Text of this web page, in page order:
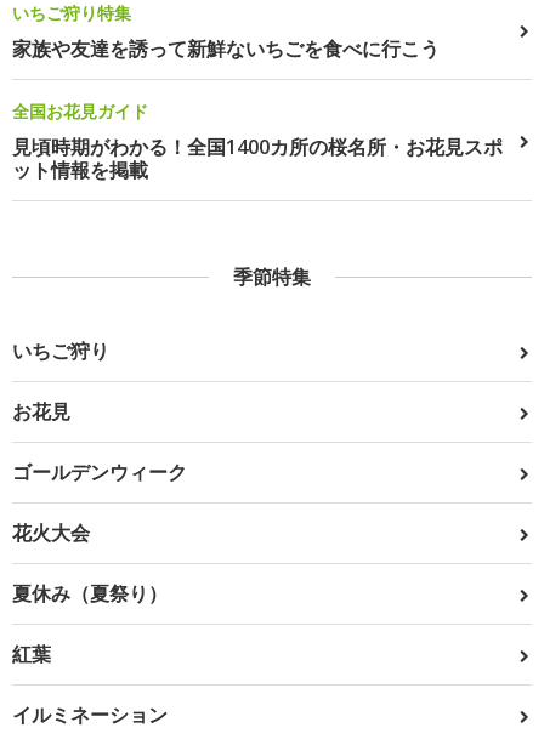
いちご狩り特集
家族や友達を誘って新鮮ないちごを食べに行こう
全国お花見ガイド
見頃時期がわかる！全国1400カ所の桜名所・お花見スポ
ット情報を掲載
季節特集
いちご狩り
お花見
ゴールデンウィーク
花火大会
夏休み（夏祭り）
紅葉
イルミネーション